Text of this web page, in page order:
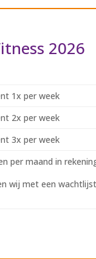
2026
1x per week
2x per week
3x per week
per maand in
wij met een